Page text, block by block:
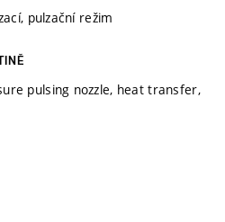
pulzační režim
pulsing nozzle, heat transfer,